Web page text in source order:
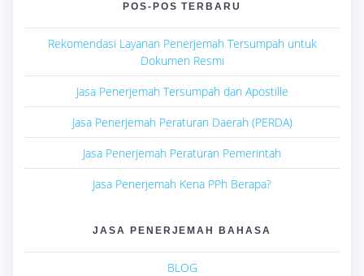
POS-POS TERBARU
Rekomendasi Layanan Penerjemah Tersumpah untuk
Dokumen Resmi
Jasa Penerjemah Tersumpah dan Apostille
Jasa Penerjemah Peraturan Daerah (PERDA)
Jasa Penerjemah Peraturan Pemerintah
Jasa Penerjemah Kena PPh Berapa?
JASA PENERJEMAH BAHASA
BLOG